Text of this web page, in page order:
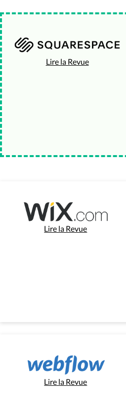
Lire la Revue
Lire la Revue
Lire la Revue